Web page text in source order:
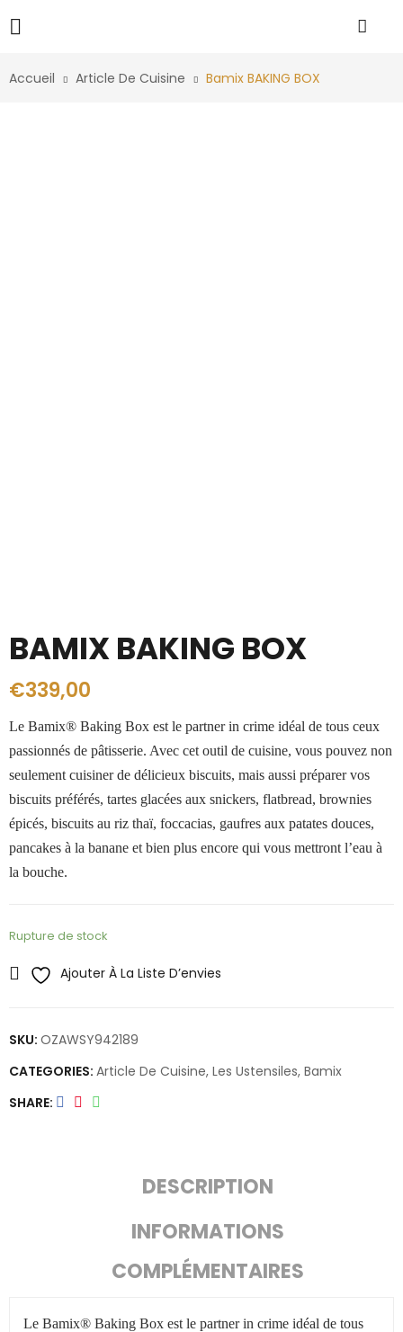
Accueil Article De Cuisine Bamix BAKING BOX
BAMIX BAKING BOX
€339,00
Le Bamix® Baking Box est le partner in crime idéal de tous ceux
passionnés de pâtisserie. Avec cet outil de cuisine, vous pouvez non
seulement cuisiner de délicieux biscuits, mais aussi préparer vos
biscuits préférés, tartes glacées aux snickers, flatbread, brownies
épicés, biscuits au riz thaï, foccacias, gaufres aux patates douces,
pancakes à la banane et bien plus encore qui vous mettront l’eau à
la bouche.
Rupture de stock
Ajouter À La Liste D’envies
SKU: OZAWSY942189
CATEGORIES: Article De Cuisine, Les Ustensiles, Bamix
SHARE
DESCRIPTION
INFORMATIONS
COMPLÉMENTAIRES
Le Bamix® Baking Box est le partner in crime idéal de tous